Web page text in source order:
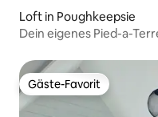
Loft in Poughkeepsie
Dein eigenes Pied-a-
Gäste-Favorit
Gäste-Favorit